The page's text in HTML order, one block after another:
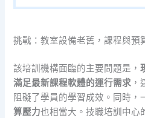
挑戰：教室設備老舊，課程與預
該培訓機構面臨的主要問題是，
滿足最新課程軟體的運行需求
阻礙了學員的學習成效。同時，
算壓力也相當大。技職培訓中心